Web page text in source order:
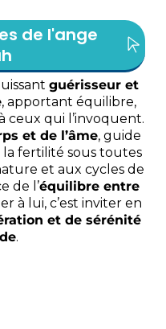
de l'ange
guérisseur et
, apportant équilibre,
ceux qui l’invoquent.
et de l’âme, guide
la fertilité sous toutes
et aux cycles de
de l’équilibre entre
à lui, c’est inviter en
et de sérénité
.